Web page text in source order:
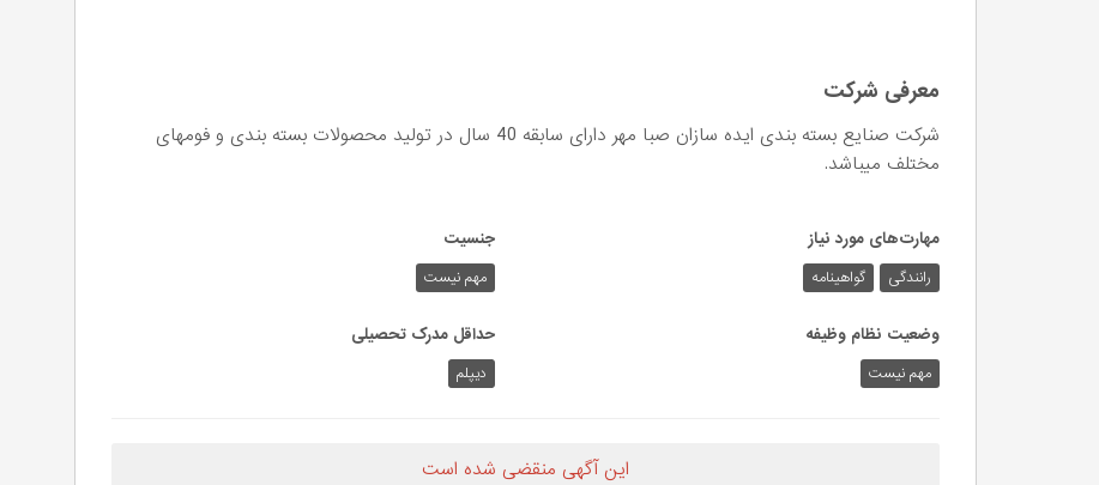
معرفی شرکت
شرکت صنایع بسته بندی ایده سازان صبا مهر دارای سابقه 40 سال در تولید محصولات بسته بندی و فومهای
مختلف میباشد.
مهارت‌های مورد نیاز
رانندگی گواهینامه
جنسیت
مهم نیست
وضعیت نظام وظیفه
مهم‌ نیست
حداقل مدرک تحصیلی
دیپلم
این آگهی منقضی شده است